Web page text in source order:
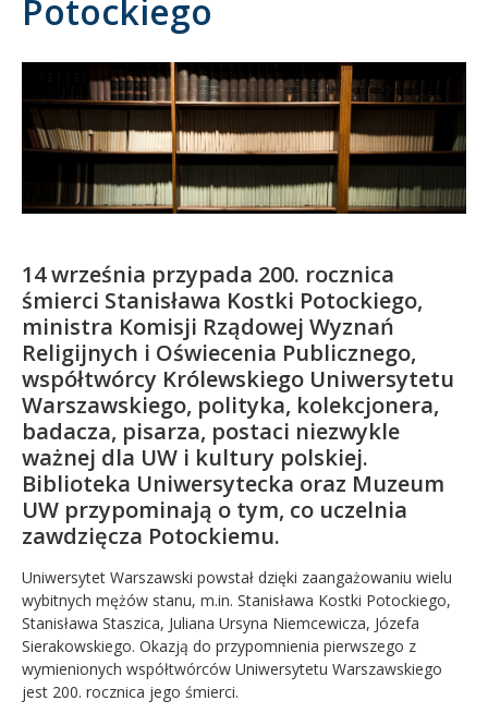
Absolwent
Potockiego
14 września przypada 200. rocznica
śmierci Stanisława Kostki Potockiego,
ministra Komisji Rządowej Wyznań
Religijnych i Oświecenia Publicznego,
współtwórcy Królewskiego Uniwersytetu
Warszawskiego, polityka, kolekcjonera,
badacza, pisarza, postaci niezwykle
ważnej dla UW i kultury polskiej.
Biblioteka Uniwersytecka oraz Muzeum
UW przypominają o tym, co uczelnia
zawdzięcza Potockiemu.
Uniwersytet Warszawski powstał dzięki zaangażowaniu wielu
wybitnych mężów stanu, m.in. Stanisława Kostki Potockiego,
Stanisława Staszica, Juliana Ursyna Niemcewicza, Józefa
Sierakowskiego. Okazją do przypomnienia pierwszego z
wymienionych współtwórców Uniwersytetu Warszawskiego
jest 200. rocznica jego śmierci.